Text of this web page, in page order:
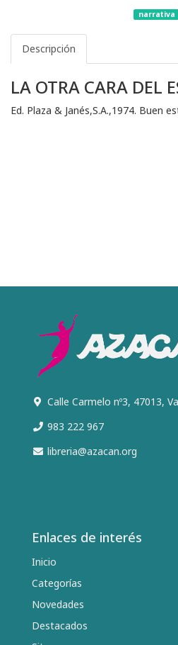
narrativa
Descripción
LA OTRA CARA DEL
Ed. Plaza & Janés,S.A.,1974. Buen
Calle Carmelo nº3, 47013,
983 222 967
libreria@azacan.org
Enlaces de interés
Inicio
Categorías
Novedades
Destacados